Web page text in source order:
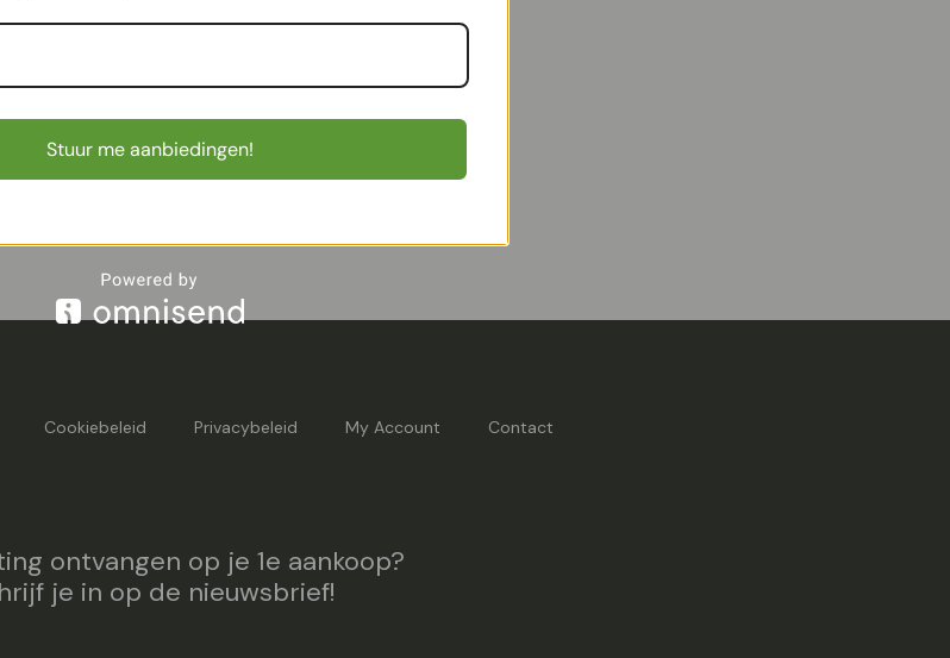
Olea
Olijfboom,
Terrasplanten
Cookiebeleid Privacybeleid My Account Contact
ontvangen op je 1e aankoop?
je in op de nieuwsbrief!
Stuur me aanbiedingen!